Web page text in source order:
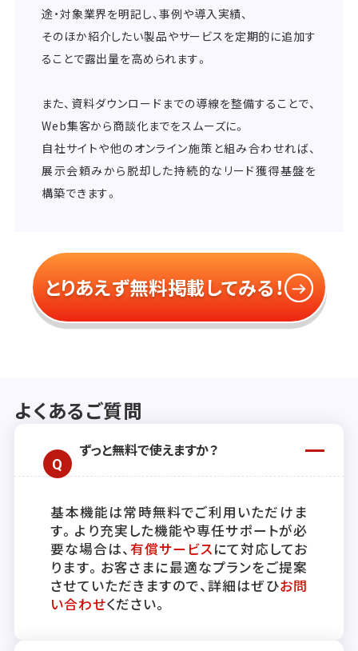
途・対象業界を明記し、事例や導入実績、
そのほか紹介したい製品やサービスを定期的に追加す
ることで露出量を高められます。
また、資料ダウンロードまでの導線を整備することで、
Web集客から商談化までをスムーズに。
自社サイトや他のオンライン施策と組み合わせれば、
展示会頼みから脱却した持続的なリード獲得基盤を
構築できます。
とりあえず無料掲載してみる！
よくあるご質問
ずっと無料で使えますか？
基本機能は常時無料でご利用いただけま
す。より充実した機能や専任サポートが必
要な場合は、有償サービスにて対応してお
ります。お客さまに最適なプランをご提案
させていただきますので、詳細はぜひお問
い合わせください。